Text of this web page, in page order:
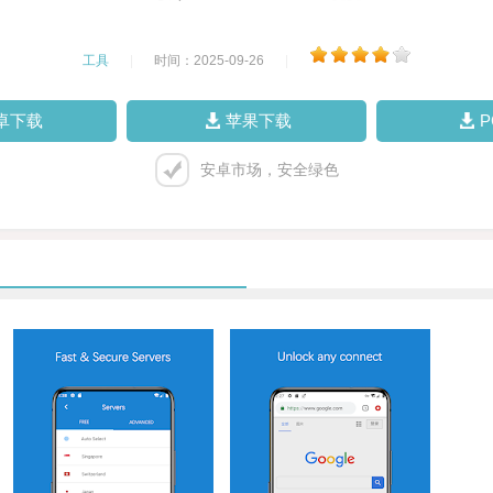
工具 时间：2025-09-26
下载 苹果下载
安卓市场，安全绿色